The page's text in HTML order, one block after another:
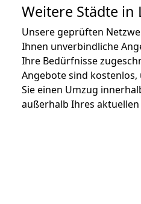
Weitere Städte in
Unsere geprüften
Ihnen unverbindliche
Ihre Bedürfnisse
Angebote sind
Sie einen Umzug
außerhalb Ihres